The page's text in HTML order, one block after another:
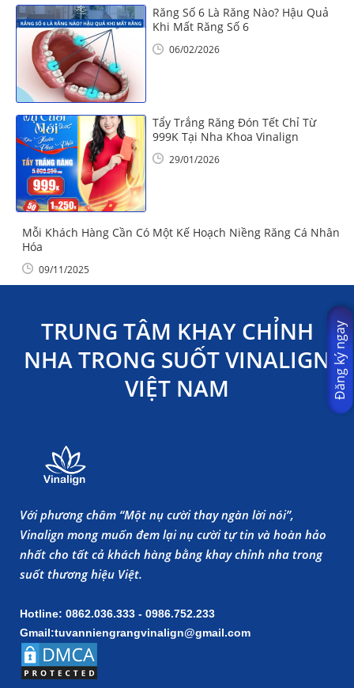
Răng Số 6 Là Răng Nào? Hậu Quả
Khi Mất Răng Số 6
06/02/2026
Tẩy Trắng Răng Đón Tết Chỉ Từ
999K Tại Nha Khoa Vinalign
29/01/2026
Mỗi Khách Hàng Cần Có Một Kế Hoạch Niềng Răng Cá Nhân
Hóa
09/11/2025
TRUNG TÂM KHAY CHỈNH
NHA TRONG SUỐT VINALIGN
VIỆT NAM
Với phương châm “Một nụ cười thay ngàn lời nói”,
Vinalign mong muốn đem lại nụ cười tự tin và hoàn hảo
nhất cho tất cả khách hàng bằng khay chỉnh nha trong
suốt thương hiệu Việt.
Hotline: 0862.036.333 - 0986.752.233
Gmail:tuvanniengrangvinalign@gmail.com
Đăng ký ngay